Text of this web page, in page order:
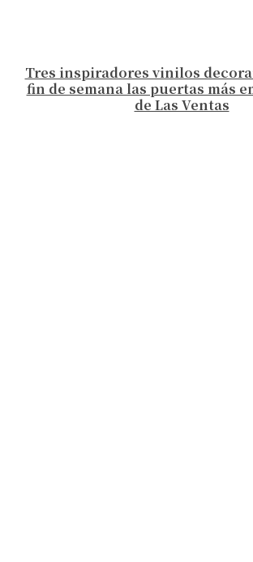
Tres inspiradores vinilos
fin de semana las puertas más
de Las Ventas